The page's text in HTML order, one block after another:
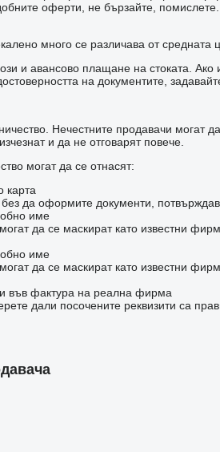
оферти, не бързайте,
много се различава от средната
и авансово плащане на стоката.
на документите,
Нечестните продавачи могат
и да не отговарят повече.
могат да се отнасят:
карта
да оформите документи,
име
да се маскират като известни
име
да се маскират като известни
във фактура на реална фирма
дали посочените реквизити са